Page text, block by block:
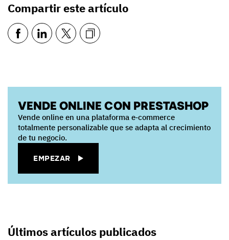
Compartir este artículo
VENDE ONLINE CON PRESTASHOP
Vende online en una plataforma e‑commerce
totalmente personalizable que se adapta al crecimiento
de tu negocio.
EMPEZAR
Últimos artículos publicados